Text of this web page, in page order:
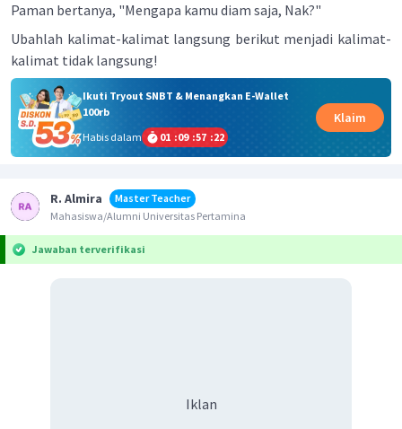
Paman bertanya, "Mengapa kamu diam saja, Nak?"
Ubahlah kalimat-kalimat langsung berikut menjadi kalimat-
kalimat tidak langsung!
Ikuti Tryout SNBT & Menangkan E-Wallet
100rb
Habis dalam
01 :09 :57 :22
Klaim
R. Almira
Master Teacher
Mahasiswa/Alumni Universitas Pertamina
Jawaban terverifikasi
Iklan